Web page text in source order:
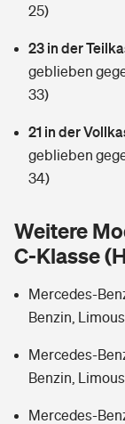
Sie haben Fragen?
Zur Übersicht
Hochwasser-
Wer versichert
Sie haben Fragen?
Private
Wer versichert
Sie haben
Rentenrechner:
25)
23 in der
geblieben
33)
21 in der
geblieben
34)
Weitere
C-Klasse
Mercedes-
Benzin,
Mercedes-
Benzin,
Mercedes-